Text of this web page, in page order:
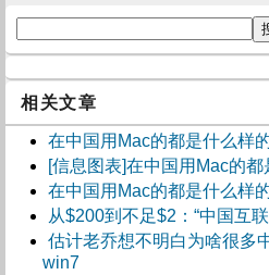
相关文章
在中国用Mac的都是什么样
[信息图表]在中国用Mac的都
在中国用Mac的都是什么样
从$200到不足$2：“中国互
估计老乔想不明白为啥很多
win7